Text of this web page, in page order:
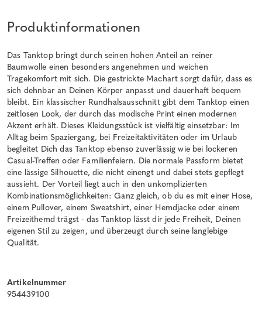
Produktinformationen
Das Tanktop bringt durch seinen hohen Anteil an reiner
Baumwolle einen besonders angenehmen und weichen
Tragekomfort mit sich. Die gestrickte Machart sorgt dafür, dass es
sich dehnbar an Deinen Körper anpasst und dauerhaft bequem
bleibt. Ein klassischer Rundhalsausschnitt gibt dem Tanktop einen
zeitlosen Look, der durch das modische Print einen modernen
Akzent erhält. Dieses Kleidungsstück ist vielfältig einsetzbar: Im
Alltag beim Spaziergang, bei Freizeitaktivitäten oder im Urlaub
begleitet Dich das Tanktop ebenso zuverlässig wie bei lockeren
Casual-Treffen oder Familienfeiern. Die normale Passform bietet
eine lässige Silhouette, die nicht einengt und dabei stets gepflegt
aussieht. Der Vorteil liegt auch in den unkomplizierten
Kombinationsmöglichkeiten: Ganz gleich, ob du es mit einer Hose,
einem Pullover, einem Sweatshirt, einer Hemdjacke oder einem
Freizeithemd trägst - das Tanktop lässt dir jede Freiheit, Deinen
eigenen Stil zu zeigen, und überzeugt durch seine langlebige
Qualität.
Artikelnummer
954439100